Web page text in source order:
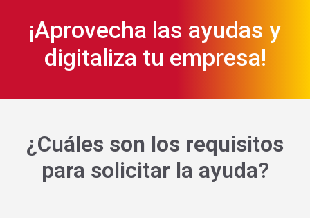
¡Aprovecha las ayudas y
digitaliza tu empresa!
¿Cuáles son los requisitos
para solicitar la ayuda?